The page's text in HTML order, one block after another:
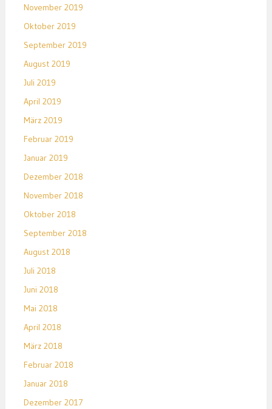
November 2019
Oktober 2019
September 2019
August 2019
Juli 2019
April 2019
März 2019
Februar 2019
Januar 2019
Dezember 2018
November 2018
Oktober 2018
September 2018
August 2018
Juli 2018
Juni 2018
Mai 2018
April 2018
März 2018
Februar 2018
Januar 2018
Dezember 2017